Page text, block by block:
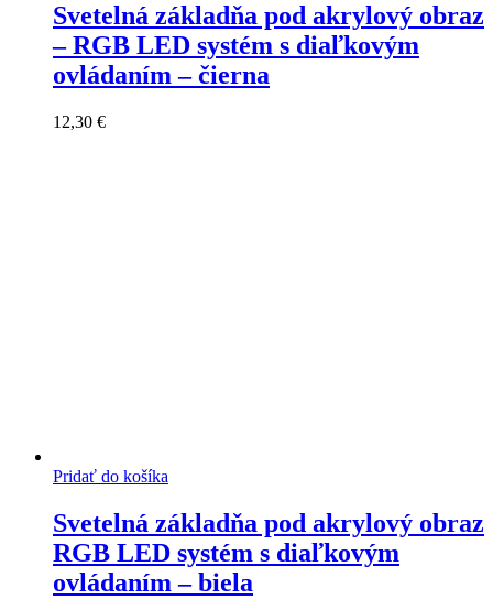
Svetelná základňa pod akrylový obraz
– RGB LED systém s diaľkovým
ovládaním – čierna
12,30 €
Pridať do košíka
Svetelná základňa pod akrylový obraz
RGB LED systém s diaľkovým
ovládaním – biela